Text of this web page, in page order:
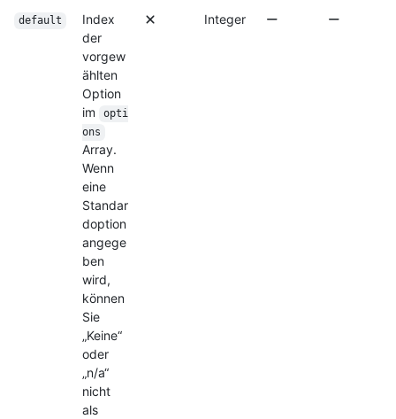
default
Index
der
vorgew
ählten
Option
im
opti
ons
Array.
Wenn
eine
Standar
doption
angege
ben
wird,
können
Sie
„Keine“
oder
„n/a“
nicht
als
Integer